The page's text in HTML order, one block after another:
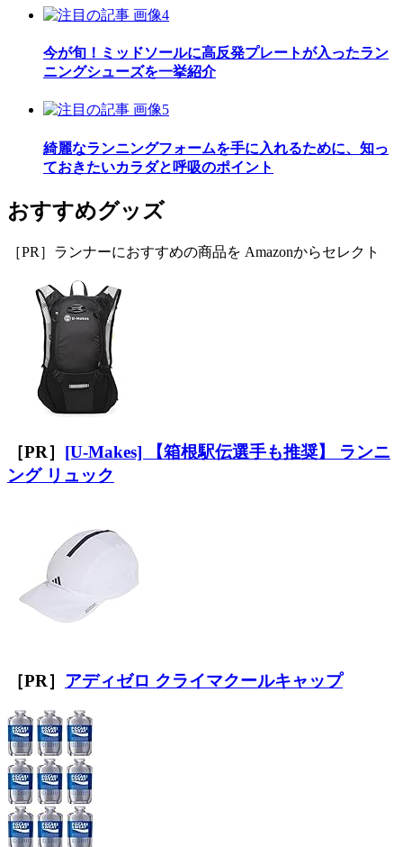
今が旬！ミッドソールに高反発プレートが入ったラン
ニングシューズを一挙紹介
綺麗なランニングフォームを手に入れるために、知っ
ておきたいカラダと呼吸のポイント
おすすめグッズ
［PR］ランナーにおすすめの商品を Amazonからセレクト
［PR］ [U-Makes] 【箱根駅伝選手も推奨】 ランニ
ング リュック
［PR］ アディゼロ クライマクールキャップ